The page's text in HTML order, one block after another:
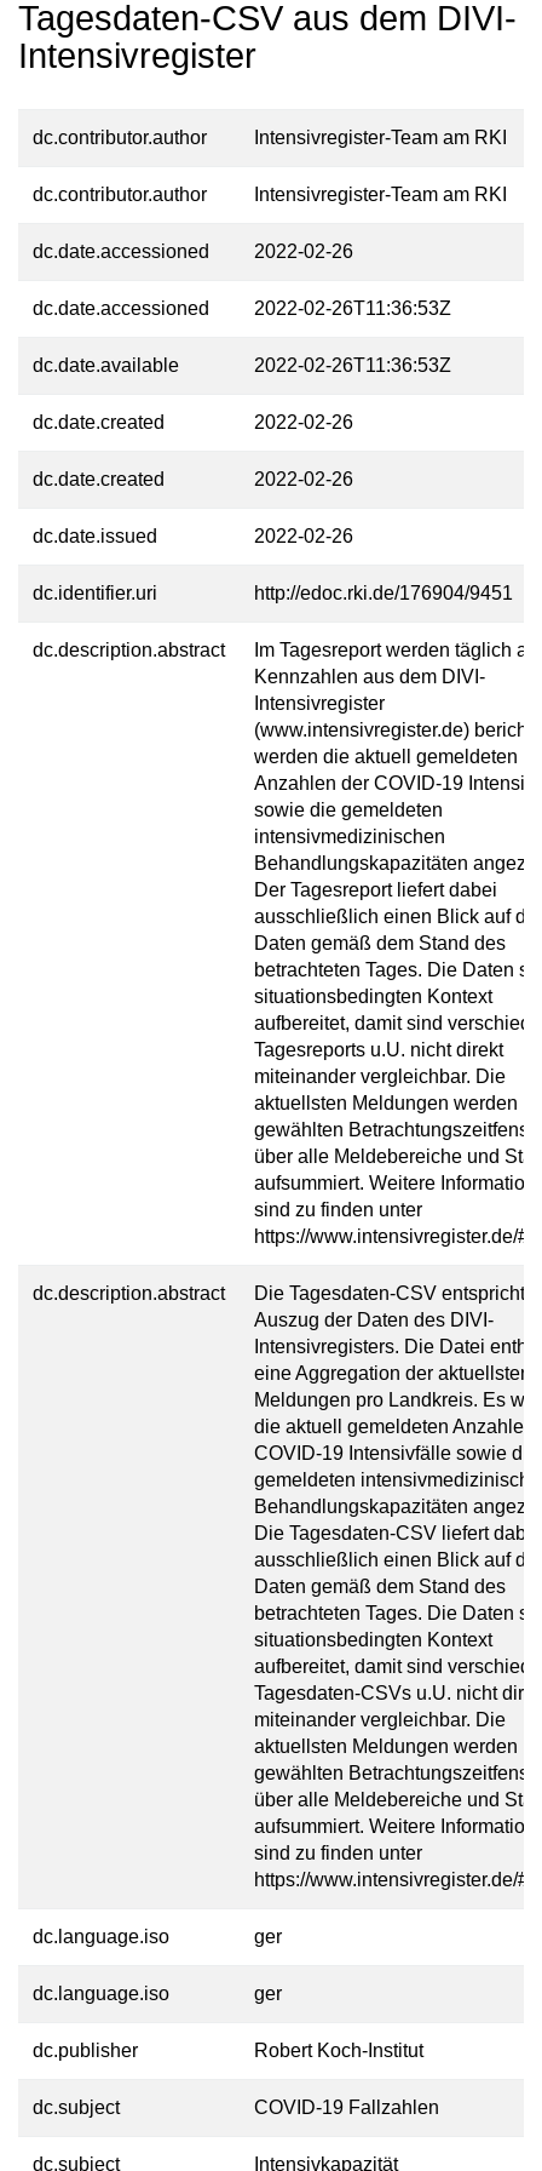
Tagesdaten-CSV aus dem DIVI-
Intensivregister
dc.contributor.author Intensivregister-Team am RKI
dc.contributor.author Intensivregister-Team am RKI
dc.date.accessioned 2022-02-26
dc.date.accessioned 2022-02-26T11:36:53Z
dc.date.available 2022-02-26T11:36:53Z
dc.date.created 2022-02-26
dc.date.created 2022-02-26
dc.date.issued 2022-02-26
dc.identifier.uri http://edoc.rki.de/176904/9451
dc.description.abstract
Im Tagesreport werden täglich
Kennzahlen aus dem DIVI-
Intensivregister
(www.intensivregister.de)
werden die aktuell gemeldeten
Anzahlen der COVID-19
sowie die gemeldeten
intensivmedizinischen
Behandlungskapazitäten
Der Tagesreport liefert dabei
ausschließlich einen Blick auf die
Daten gemäß dem Stand des
betrachteten Tages. Die Daten
situationsbedingten Kontext
aufbereitet, damit sind
Tagesreports u.U. nicht direkt
miteinander vergleichbar. Die
aktuellsten Meldungen werden im
gewählten
über alle Meldebereiche und
aufsummiert. Weitere
sind zu finden unter
https://www.intensivregister.de/#/
dc.description.abstract
Die Tagesdaten-CSV entspricht
Auszug der Daten des DIVI-
Intensivregisters. Die Datei
eine Aggregation der aktuellsten
Meldungen pro Landkreis. Es
die aktuell gemeldeten Anzahlen
COVID-19 Intensivfälle sowie die
gemeldeten
Behandlungskapazitäten
Die Tagesdaten-CSV liefert dabei
ausschließlich einen Blick auf die
Daten gemäß dem Stand des
betrachteten Tages. Die Daten
situationsbedingten Kontext
aufbereitet, damit sind
Tagesdaten-CSVs u.U. nicht
miteinander vergleichbar. Die
aktuellsten Meldungen werden im
gewählten
über alle Meldebereiche und
aufsummiert. Weitere
sind zu finden unter
https://www.intensivregister.de/#/
dc.language.iso ger
dc.language.iso ger
dc.publisher Robert Koch-Institut
dc.subject COVID-19 Fallzahlen
dc.subject Intensivkapazität